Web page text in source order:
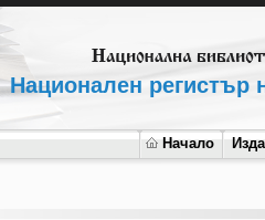
Национален регистър
Начало